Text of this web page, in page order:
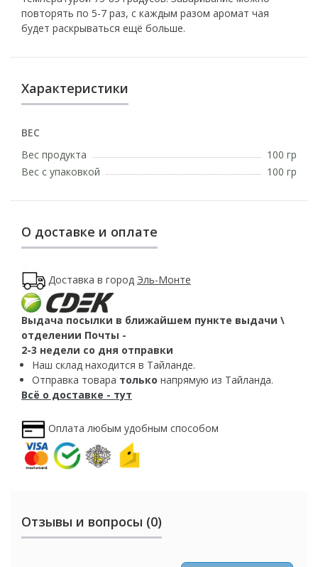
повторять по 5-7 раз, с каждым разом аромат чая
будет раскрываться ещё больше.
Характеристики
ВЕС
Вес продукта
100 гр
Вес с упаковкой
100 гр
О доставке и оплате
Доставка в город Эль-Монте
Выдача посылки в ближайшем пункте выдачи \
отделении Почты -
2-3 недели со дня отправки
Наш склад находится в Тайланде.
Отправка товара только напрямую из Тайланда.
Всё о доставке - тут
Оплата любым удобным способом
Отзывы и вопросы (0)